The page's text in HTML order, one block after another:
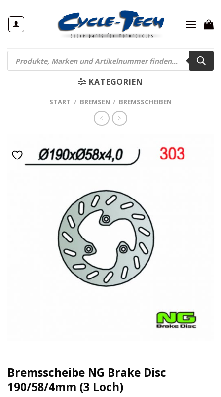
Inhalt
springen
Products
search
KATEGORIEN
START / BREMSEN / BREMSSCHEIBEN
Bremsscheibe NG Brake Disc
190/58/4mm (3 Loch)